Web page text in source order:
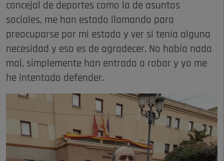
concejal de deportes como la de asuntos
sociales, me han estado llamando para
preocuparse por mi estado y ver si tenía alguna
necesidad y eso es de agradecer. No había nada
mal, simplemente han entrado a robar y yo me
he intentado defender.